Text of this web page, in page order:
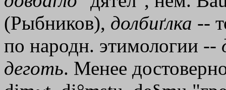
(Рыбников), долбиґлка --
по народн. этимологии --
деготь. Менее